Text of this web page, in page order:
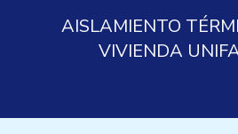
AISLAMIENTO
VIVIENDA